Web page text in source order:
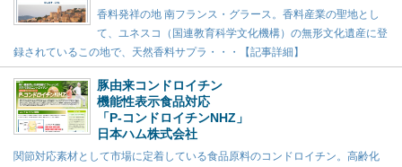
香料発祥の地 南フランス・グラース。香料産業の聖地とし
て、ユネスコ（国連教育科学文化機構）の無形文化遺産に登
録されているこの地で、天然香料サプラ・・・【記事詳細】
豚由来コンドロイチン
機能性表示食品対応
「P-コンドロイチンNHZ」
日本ハム株式会社
関節対応素材として市場に定着している食品原料のコンドロイチン。高齢化